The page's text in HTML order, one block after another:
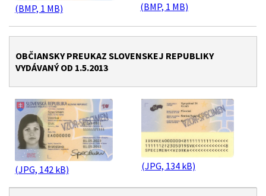
(BMP, 1 MB) (BMP, 1 MB)
OBČIANSKY PREUKAZ SLOVENSKEJ REPUBLIKY
VYDÁVANÝ OD 1.5.2013
(JPG, 142 kB) (JPG, 134 kB)